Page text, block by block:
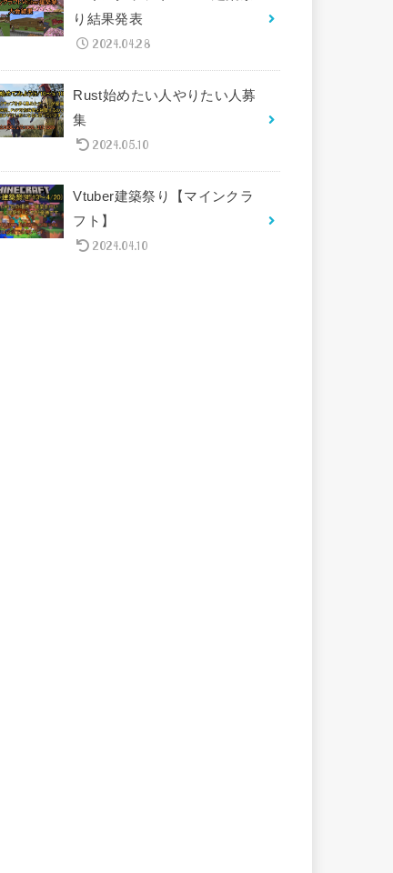
り結果発表
2024.04.28
Rust始めたい人やりたい人募
集
2024.05.10
Vtuber建築祭り【マインクラ
フト】
2024.04.10